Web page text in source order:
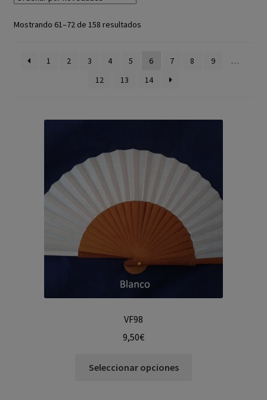
El Lenguaje del Abanico
Mostrando 61–72 de 158 resultados
1 2 3 4 5 6 7 8 9
…
12
13 14
VF98
9,50€
Seleccionar opciones